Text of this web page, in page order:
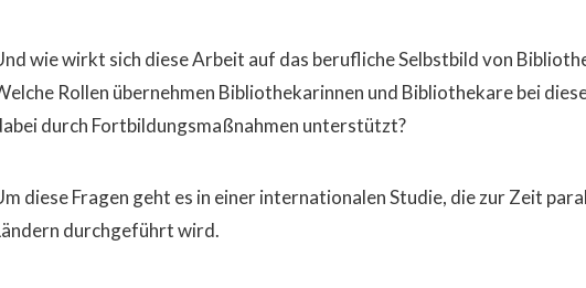
wie wirkt sich diese Arbeit auf das berufliche Selbstbild von
Rollen übernehmen Bibliothekarinnen und Bibliothekare bei
durch Fortbildungsmaßnahmen unterstützt?
diese Fragen geht es in einer internationalen Studie, die zur Zeit
durchgeführt wird.